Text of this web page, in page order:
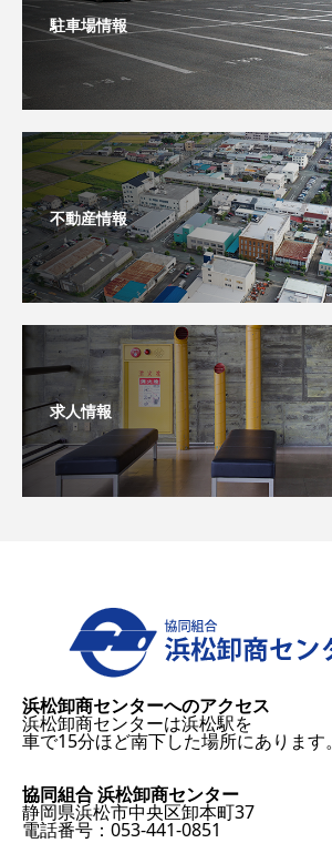
駐車場情報
不動産情報
求人情報
浜松卸商センターへのアクセス
浜松卸商センターは浜松駅を
車で15分ほど南下した場所にあります。
協同組合 浜松卸商センター
静岡県浜松市中央区卸本町37
電話番号：053-441-0851